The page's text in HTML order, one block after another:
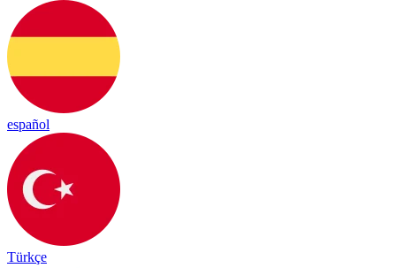
español
Türkçe